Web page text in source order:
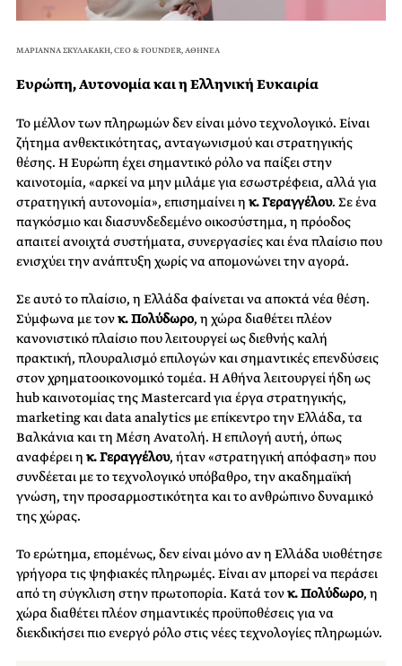
ΜΑΡΙΑΝΝΑ ΣΚΥΛΑΚΑΚΗ, CEO & FOUNDER, ΑΘΗΝΕΑ
Ευρώπη, Αυτονομία και η Ελληνική Ευκαιρία
Το μέλλον των πληρωμών δεν είναι μόνο τεχνολογικό. Είναι
ζήτημα ανθεκτικότητας, ανταγωνισμού και στρατηγικής
θέσης. Η Ευρώπη έχει σημαντικό ρόλο να παίξει στην
καινοτομία, «αρκεί να μην μιλάμε για εσωστρέφεια, αλλά για
στρατηγική αυτονομία», επισημαίνει η κ. Γεραγγέλου. Σε ένα
παγκόσμιο και διασυνδεδεμένο οικοσύστημα, η πρόοδος
απαιτεί ανοιχτά συστήματα, συνεργασίες και ένα πλαίσιο που
ενισχύει την ανάπτυξη χωρίς να απομονώνει την αγορά.
Σε αυτό το πλαίσιο, η Ελλάδα φαίνεται να αποκτά νέα θέση.
Σύμφωνα με τονκ. Πολύδωρο, η χώρα διαθέτει πλέον
κανονιστικό πλαίσιο που λειτουργεί ως διεθνής καλή
πρακτική, πλουραλισμό επιλογών και σημαντικές επενδύσεις
στον χρηματοοικονομικό τομέα. Η Αθήνα λειτουργεί ήδη ως
hub καινοτομίας της Mastercard για έργα στρατηγικής,
marketing και data analytics με επίκεντρο την Ελλάδα, τα
Βαλκάνια και τη Μέση Ανατολή. Η επιλογή αυτή, όπως
αναφέρει η κ. Γεραγγέλου, ήταν «στρατηγική απόφαση» που
συνδέεται με το τεχνολογικό υπόβαθρο, την ακαδημαϊκή
γνώση, την προσαρμοστικότητα και το ανθρώπινο δυναμικό
της χώρας.
Το ερώτημα, επομένως, δεν είναι μόνο αν η Ελλάδα υιοθέτησε
γρήγορα τις ψηφιακές πληρωμές. Είναι αν μπορεί να περάσει
από τη σύγκλιση στην πρωτοπορία. Κατά τονκ. Πολύδωρο, η
χώρα διαθέτει πλέον σημαντικές προϋποθέσεις για να
διεκδικήσει πιο ενεργό ρόλο στις νέες τεχνολογίες πληρωμών.